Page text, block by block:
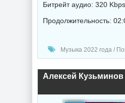
Битрейт аудио: 320 Kbps
Продолжительность:
Музыка 2022 года / Популярная музыка